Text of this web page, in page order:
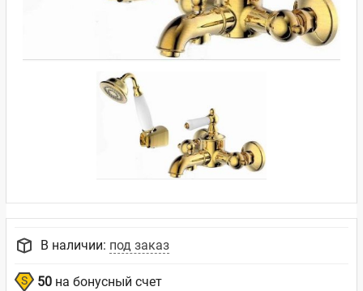
В наличии: под заказ
50 на бонусный счет